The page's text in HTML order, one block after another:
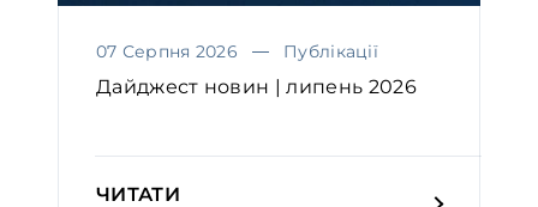
07 Серпня 2026 Публікації
Дайджест новин | липень 2026
ЧИТАТИ